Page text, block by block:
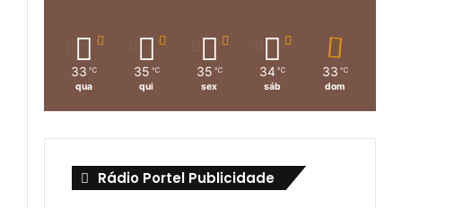
33 ℃
qua
35 ℃
qui
35 ℃
sex
34 ℃
sáb
33 ℃
dom
Rádio Portel Publicidade